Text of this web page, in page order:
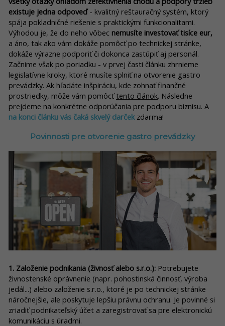
existuje jedna odpoveď- kvalitný reštauračný systém, ktorý
spája pokladničné riešenie s praktickými funkcionalitami.
Výhodou je, že do neho vôbec nemusíte investovať tisíce eur,
a áno, tak ako vám dokáže pomôcť po technickej stránke,
dokáže výrazne podporiť či dokonca zastúpiť aj personál.
Začnime však po poriadku - v prvej časti článku zhrnieme
legislatívne kroky, ktoré musíte splniť na otvorenie gastro
prevádzky. Ak hľadáte inšpiráciu, kde zohnať finančné
prostriedky, môže vám pomôcťtento článok. Následne
prejdeme na konkrétne odporúčania pre podporu biznisu. A
na konci článku vás čaká skvelý darčekzdarma!
Povinnosti pre otvorenie gastro prevádzky
1. Založenie podnikania (živnosť alebo s.r.o.): Potrebujete
živnostenské oprávnenie (napr. pohostinská činnosť, výroba
jedál...) alebo založenie s.r.o., ktoré je po technickej stránke
náročnejšie, ale poskytuje lepšiu právnu ochranu. Je povinné si
zriadiť podnikateľský účet a zaregistrovať sa pre elektronickú
komunikáciu s úradmi.